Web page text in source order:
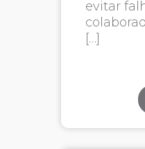
evitar
[…]